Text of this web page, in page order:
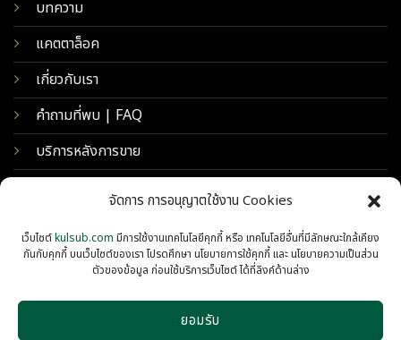
จัดการ การอนุญาตใช้งาน Cookies
เว็บไซต์kulsub.com มีการใช้งานเทคโนโลยีคุกกี้ หรือ เทคโนโลยีอื่นที่มีลักษณะใกล้เคียง
กันกับคุกกี้ บนเว็บไซต์ของเรา โปรดศึกษา นโยบายการใช้คุกกี้ และ นโยบายความเป็นส่วน
ตัวของข้อมูล ก่อนใช้บริการเว็บไซต์ ได้ที่ลิงค์ด้านล่าง
ยอมรับ
บทความ
แคตตาล็อค
เกี่ยวกับเรา
คำถามที่พบ | FAQ
บริการหลังการขาย
© 2026 KULSUB INTERTRADING